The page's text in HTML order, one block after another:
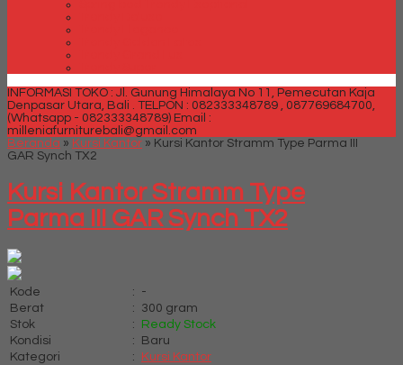
INFORMASI TOKO : Jl. Gunung Himalaya No 11, Pemecutan Kaja
Denpasar Utara, Bali . TELPON : 082333348789 , 087769684700,
(Whatsapp - 082333348789) Email :
milleniafurniturebali@gmail.com
Beranda » Kursi Kantor » Kursi Kantor Stramm Type Parma III
GAR Synch TX2
Kursi Kantor Stramm Type
Parma III GAR Synch TX2
Kode :
-
Berat
:
300 gram
Stok
:
Ready Stock
Kondisi
:
Baru
Kategori
:
Kursi Kantor